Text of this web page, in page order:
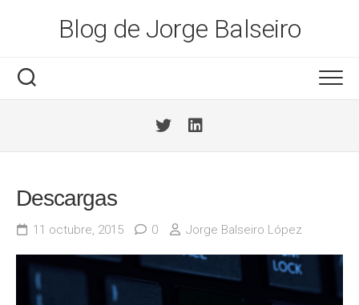
Blog de Jorge Balseiro
Descargas
11 octubre, 2015 0 Jorge Balseiro López